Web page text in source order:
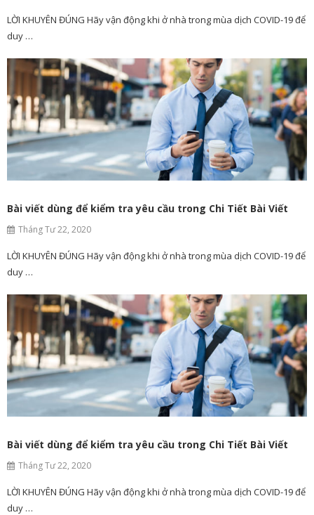
LỜI KHUYÊN ĐÚNG Hãy vận động khi ở nhà trong mùa dịch COVID-19 để
duy …
Bài viết dùng để kiểm tra yêu cầu trong Chi Tiết Bài Viết
Tháng Tư 22, 2020
LỜI KHUYÊN ĐÚNG Hãy vận động khi ở nhà trong mùa dịch COVID-19 để
duy …
Bài viết dùng để kiểm tra yêu cầu trong Chi Tiết Bài Viết
Tháng Tư 22, 2020
LỜI KHUYÊN ĐÚNG Hãy vận động khi ở nhà trong mùa dịch COVID-19 để
duy …